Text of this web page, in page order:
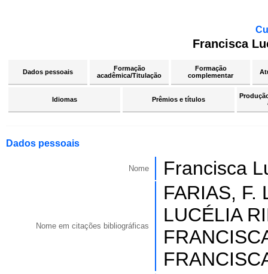
Francisca
Dados pessoais
Formação
acadêmica/Titulação
Formação
complementar
Idiomas Prêmios e títulos
Dados pessoais
Nome Francisca
Nome em citações bibliográficas
FARIAS, F.
LUCÉLIA